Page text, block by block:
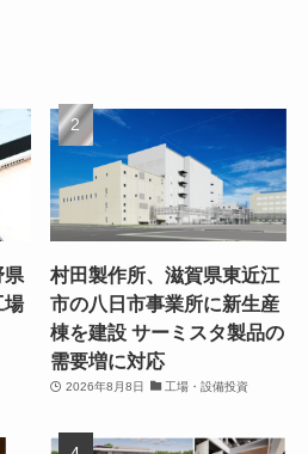
県
場
村田製作所、滋賀県東近江
市の八日市事業所に新生産
棟を建設 サーミスタ製品の
需要増に対応
2026年8月8日 工場・設備投資